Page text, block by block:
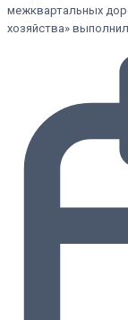
межквартальных
хозяйства»